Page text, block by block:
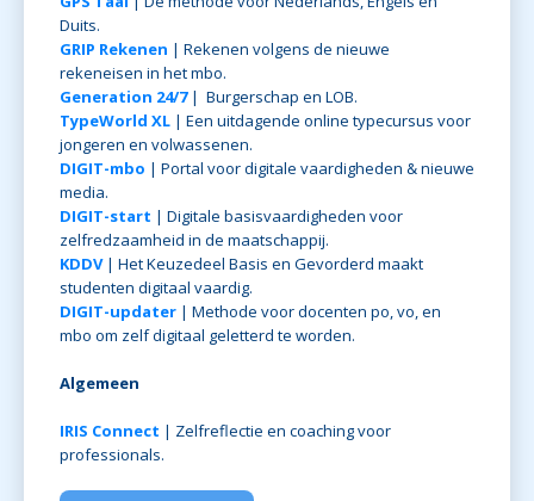
Duits.
GRIP Rekenen | Rekenen volgens de nieuwe
rekeneisen in het mbo.
Generation 24/7 | Burgerschap en LOB.
TypeWorld XL | Een uitdagende online typecursus voor
jongeren en volwassenen.
DIGIT-mbo | Portal voor digitale vaardigheden & nieuwe
media.
DIGIT-start | Digitale basisvaardigheden voor
zelfredzaamheid in de maatschappij.
KDDV| Het Keuzedeel Basis en Gevorderd maakt
studenten digitaal vaardig.
DIGIT-updater | Methode voor docenten po, vo, en
mbo om zelf digitaal geletterd te worden.
Algemeen
IRIS Connect | Zelfreflectie en coaching voor
professionals.